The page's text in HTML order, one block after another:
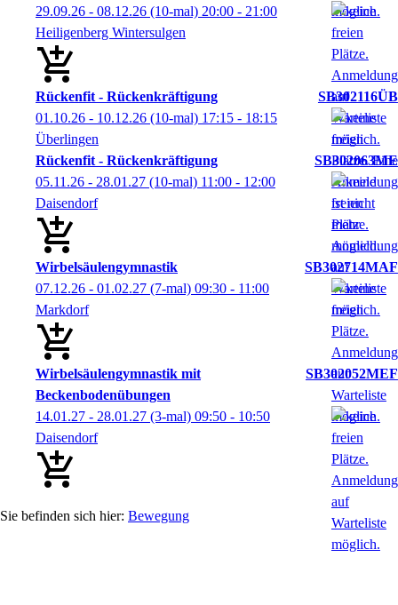
29.09.26 - 08.12.26 (10-mal) 20:00 - 21:00
Heiligenberg Wintersulgen
Rückenfit - Rückenkräftigung
SB302116ÜB
01.10.26 - 10.12.26 (10-mal) 17:15 - 18:15
Überlingen
Rückenfit - Rückenkräftigung
SB302063ME
05.11.26 - 28.01.27 (10-mal) 11:00 - 12:00
Daisendorf
Wirbelsäulengymnastik
SB302714MAF
07.12.26 - 01.02.27 (7-mal) 09:30 - 11:00
Markdorf
Wirbelsäulengymnastik mit
Beckenbodenübungen
SB302052MEF
14.01.27 - 28.01.27 (3-mal) 09:50 - 10:50
Daisendorf
Bewegung